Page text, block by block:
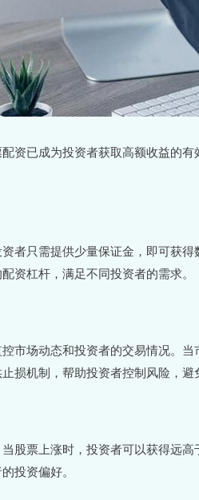
资已成为投资者获取高额收益的
者只需提供少量保证金，即可获
资杠杆，满足不同投资者的需求。
市场动态和投资者的交易情况。
损机制，帮助投资者控制风险，避
股票上涨时，投资者可以获得远
投资偏好。